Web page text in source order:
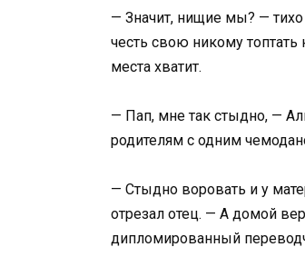
— Значит, нищие мы? —
честь свою никому
места хватит.
— Пап, мне так стыдно, —
родителям с одним
— Стыдно воровать и у
отрезал отец. — А домой
дипломированный